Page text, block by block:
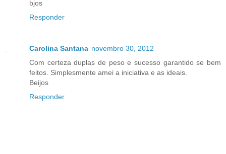
bjos
Responder
Carolina Santana novembro 30, 2012
Com certeza duplas de peso e sucesso garantido se bem
feitos. Simplesmente amei a iniciativa e as ideais.
Beijos
Responder